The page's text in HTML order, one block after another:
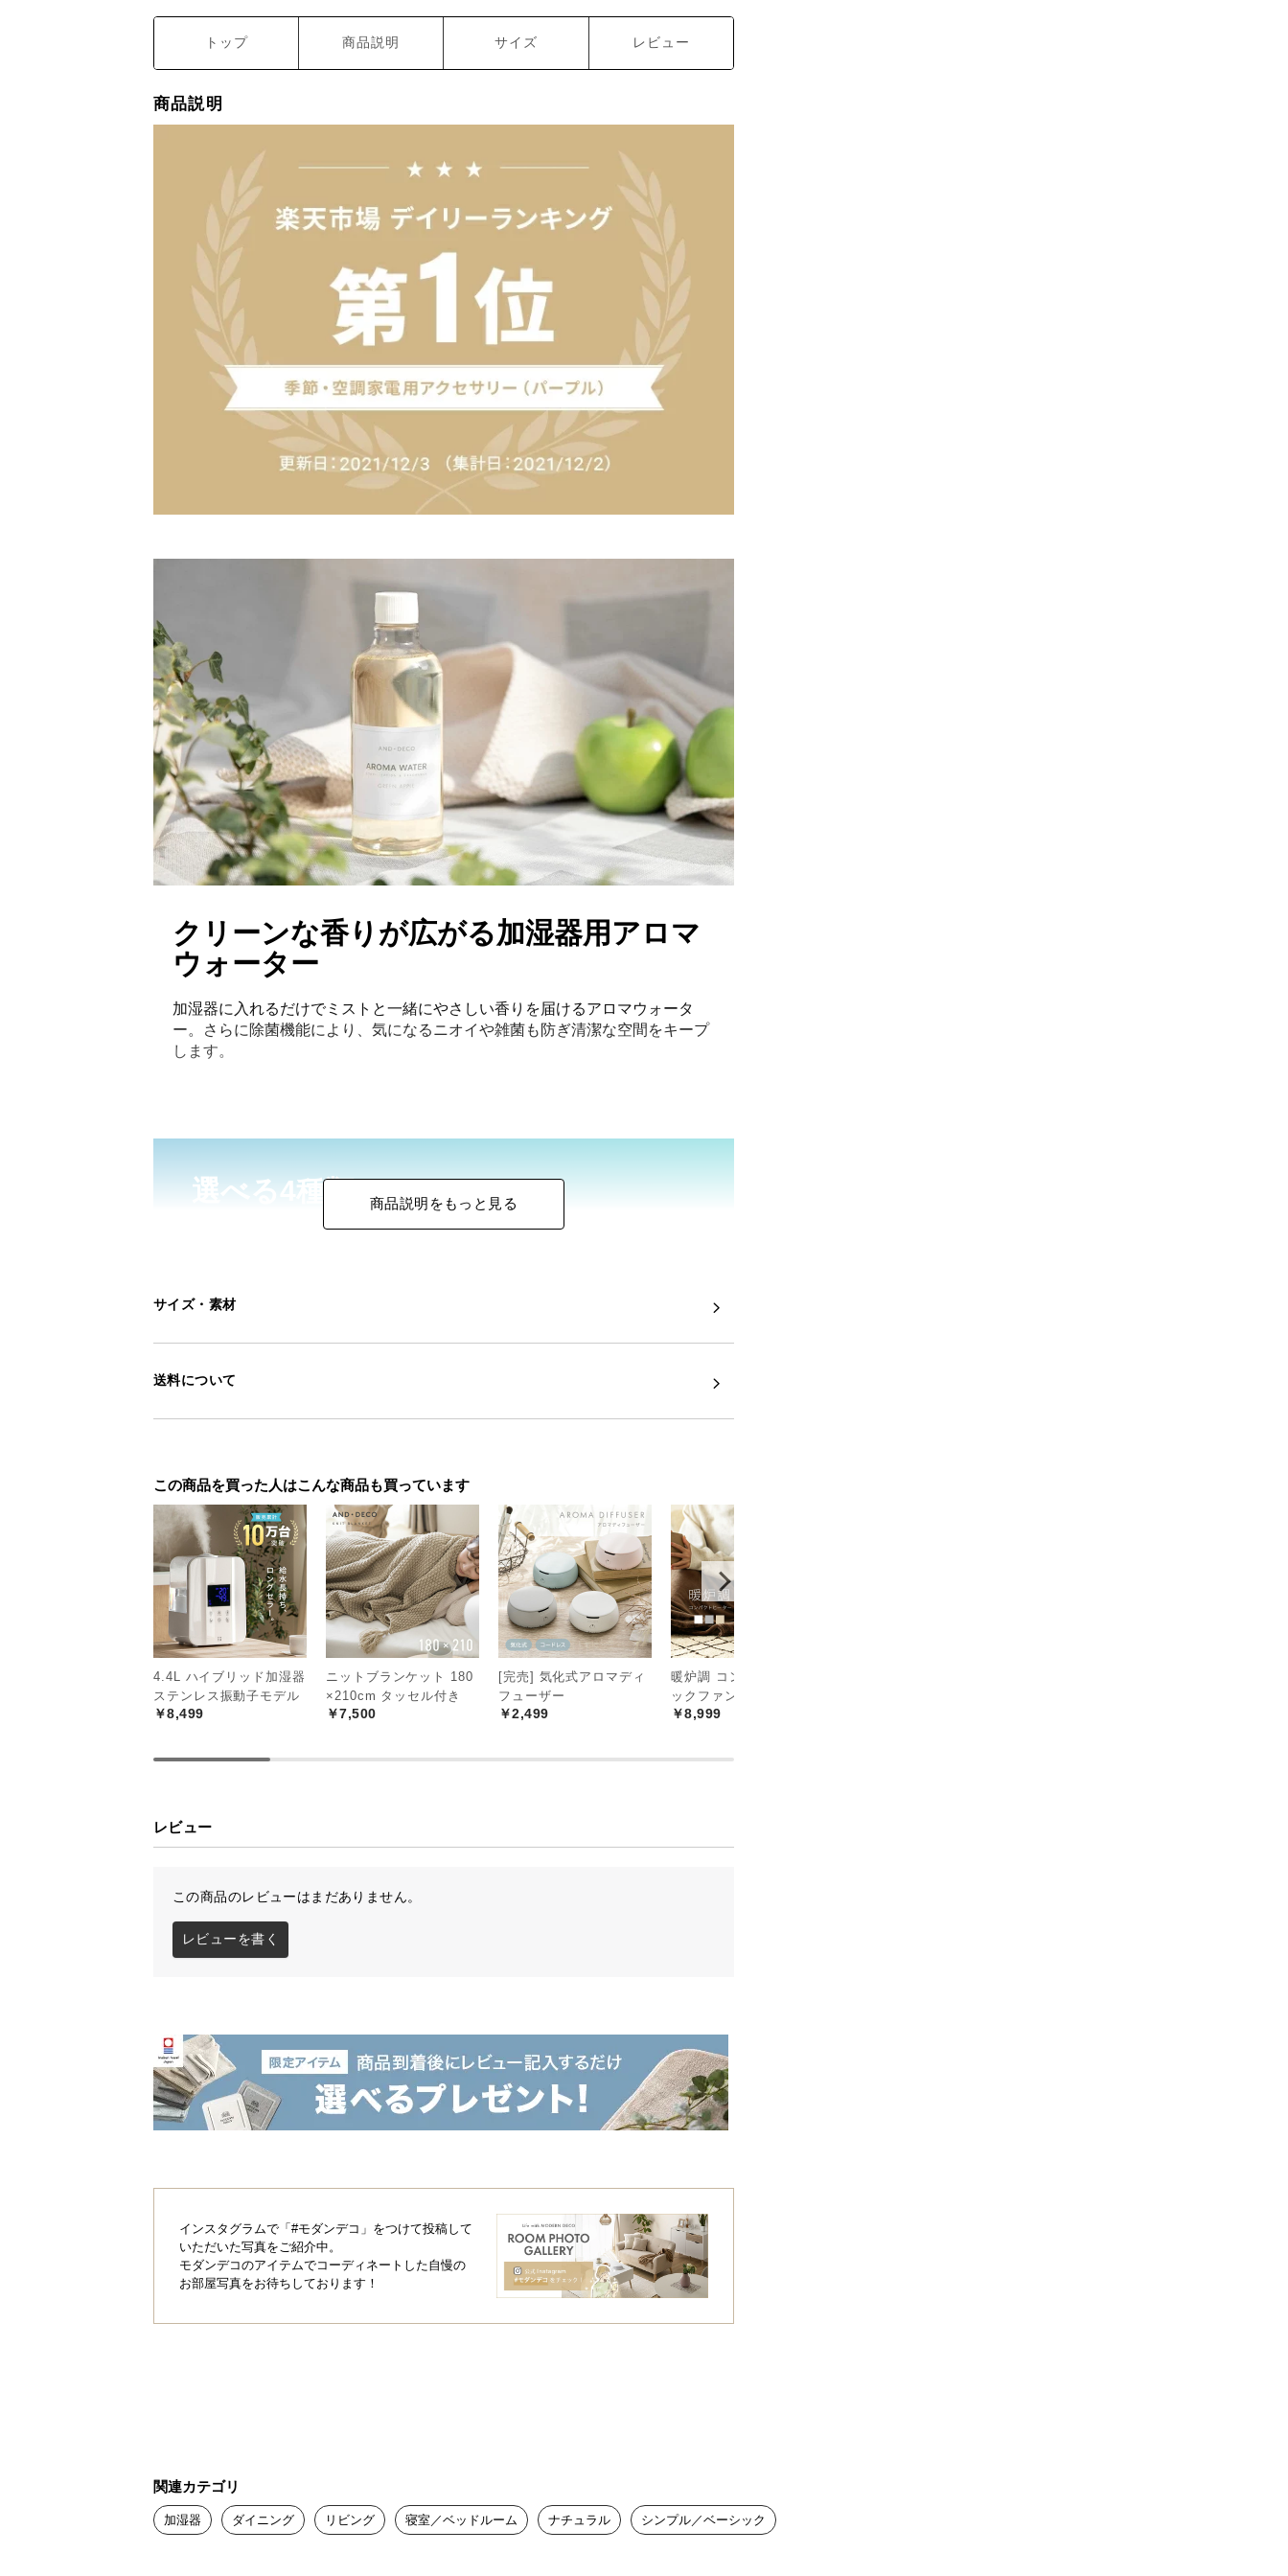
トップ 商品説明 サイズ レビュー
商品説明
クリーンな香りが広がる加湿器用アロマ
ウォーター
加湿器に入れるだけでミストと一緒にやさしい香りを届けるアロマウォータ
ー。さらに除菌機能により、気になるニオイや雑菌も防ぎ清潔な空間をキープ
します。
選べる4種類のアロマ
を演出します。
グリーンアップ
爽やかでフルーティーな香
心が落ち着きリラックス
ローズ やさしいフローラルの香り 緊張やストレスを緩和
シトラス すっきりとした柑橘の香り
人にやさしい植物性エキス
商品説明をもっと見る
サイズ・素材
送料について
この商品を買った人はこんな商品も買っています
4.4L ハイブリッド加湿器
ステンレス振動子モデル
￥8,499
ニットブランケット 180
×210cm タッセル付き
￥7,500
[完売] 気化式アロマディ
フューザー
￥2,499
暖炉調 コンパクトセラミ
ックファンヒーター
￥8,999
レビュー
この商品のレビューはまだありません。
レビューを書く
インスタグラムで「#モダンデコ」をつけて投稿して
いただいた写真をご紹介中。
モダンデコのアイテムでコーディネートした自慢の
お部屋写真をお待ちしております！
関連カテゴリ
加湿器 ダイニング リビング 寝室／ベッドルーム ナチュラル シンプル／ベーシック